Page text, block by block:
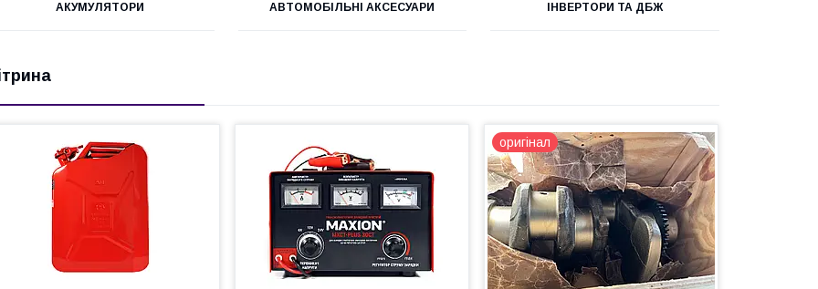
АКУМУЛЯТОРИ АВТОМОБІЛЬНІ АКСЕСУАРИ ІНВЕРТОРИ ТА ДБЖ
оригінал